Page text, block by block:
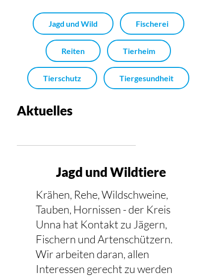
Jagd und Wild Fischerei
Reiten Tierheim
Tierschutz Tiergesundheit
Aktuelles
Jagd und Wildtiere
Krähen, Rehe, Wildschweine,
Tauben, Hornissen - der Kreis
Unna hat Kontakt zu Jägern,
Fischern und Artenschützern.
Wir arbeiten daran, allen
Interessen gerecht zu werden